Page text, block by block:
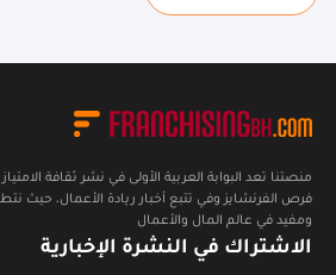
منصتنا تعد البوابة العربية الأولى في نشر ثقافة
فرص الفرنشايز وفي تتبع أخبار ريادة الأعمال، حيث
ومفيد في عالم المال والأعمال
الاشتراك في النشرة الإخبارية